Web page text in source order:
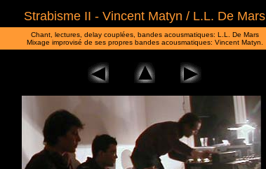
Strabisme II - Vincent Matyn / L.L. De Mars
Chant, lectures, delay couplées, bandes acousmatiques: L.L. De Mars
Mixage improvisé de ses propres bandes acousmatiques: Vincent Matyn.